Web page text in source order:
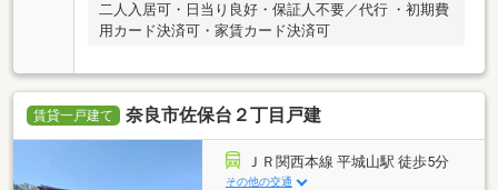
二人入居可・日当り良好・保証人不要／代行 ・初期費
用カード決済可・家賃カード決済可
賃貸一戸建て 奈良市佐保台２丁目戸建
ＪＲ関西本線 平城山駅 徒歩5分
その他の交通